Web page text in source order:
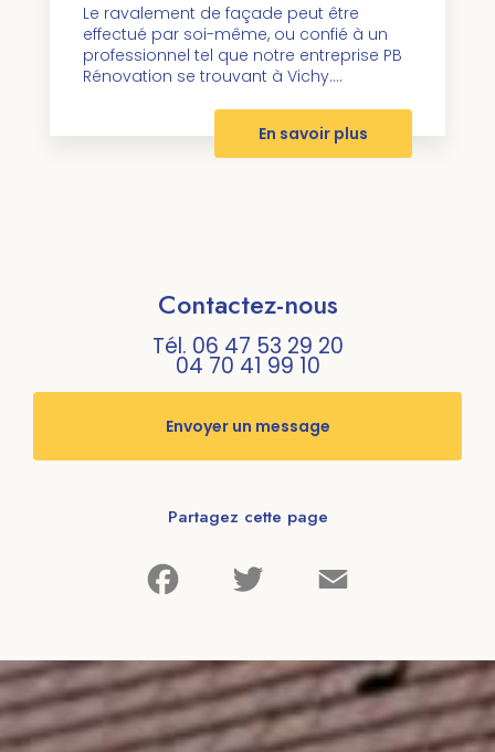
Le ravalement de façade peut être
effectué par soi-même, ou confié à un
professionnel tel que notre entreprise PB
Rénovation se trouvant à Vichy....
En savoir plus
Contactez-nous
Tél. 06 47 53 29 20
04 70 41 99 10
Envoyer un message
Partagez cette page